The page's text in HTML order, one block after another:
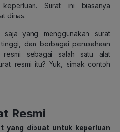
keperluan. Surat ini biasanya
dinas.
saja yang menggunakan surat
dan berbagai perusahaan
resmi sebagai salah satu alat
resmi itu? Yuk, simak contoh
Resmi
yang dibuat untuk keperluan